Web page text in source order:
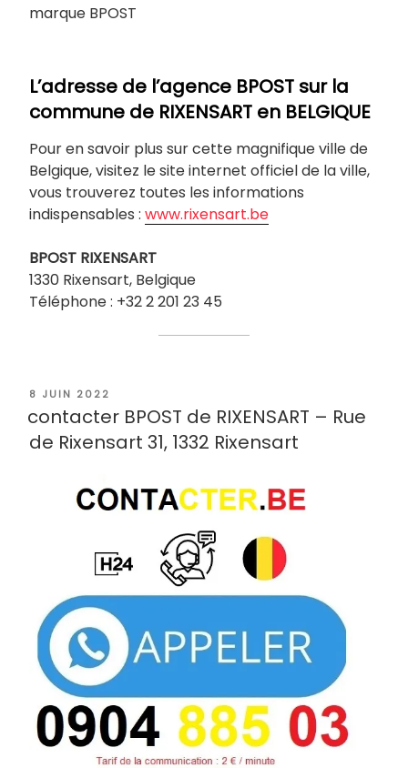
marque BPOST
L’adresse de l’agence BPOST sur la
commune de RIXENSART en BELGIQUE
Pour en savoir plus sur cette magnifique ville de
Belgique, visitez le site internet officiel de la ville,
vous trouverez toutes les informations
indispensables : www.rixensart.be
BPOST RIXENSART
1330 Rixensart, Belgique
Téléphone : +32 2 201 23 45
PUBLIÉ
8 JUIN 2022
contacter BPOST de RIXENSART – Rue
de Rixensart 31, 1332 Rixensart